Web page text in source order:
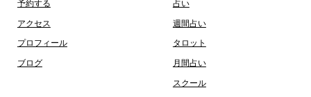
予約する
アクセス
プロフィール
ブログ
占い
週間占い
タロット
月間占い
スクール